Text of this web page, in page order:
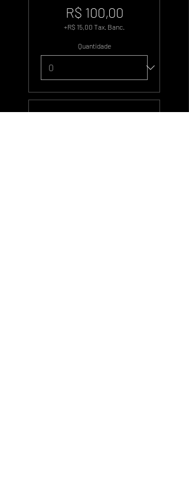
R$ 100,00
+R$ 15,00 Tax. Banc.
Quantidade